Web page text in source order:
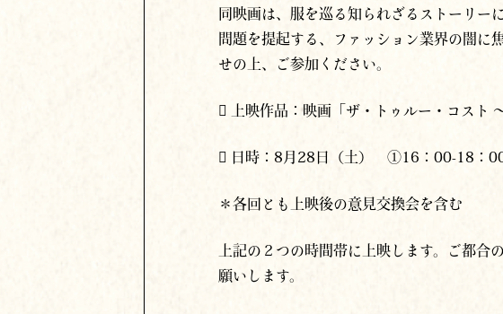
同映画は、服を巡る知られざるストーリー
問題を提起する、ファッション業界の闇に
せの上、ご参加ください。
 上映作品：映画「ザ・トゥルー・コスト
 日時：8月28日（土） ①16：00-18
＊各回とも上映後の意見交換会を含む
上記の２つの時間帯に上映します。ご都
願いします。